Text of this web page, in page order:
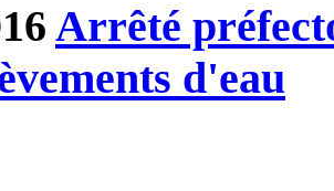
Arrêté
d'eau